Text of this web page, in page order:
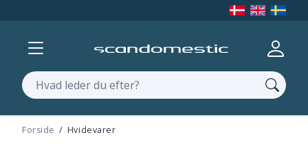
Vis menu
Søg
Forside Hvidevarer